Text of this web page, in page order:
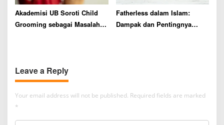
Akademisi UB Soroti Child
Grooming sebagai Masalah
Fatherless dalam Islam:
Dampak dan Pentingnya
Leave a Reply
Your email address will not be published. Required fields are marked
*